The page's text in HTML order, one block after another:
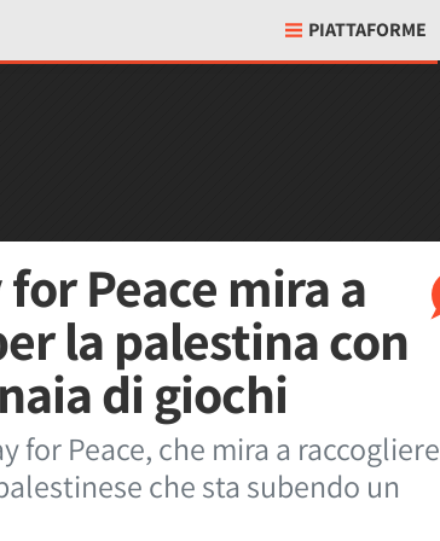
PIATTAFORME
Peace mira a
la palestina con
di giochi
for Peace, che mira a raccogliere
che sta subendo un